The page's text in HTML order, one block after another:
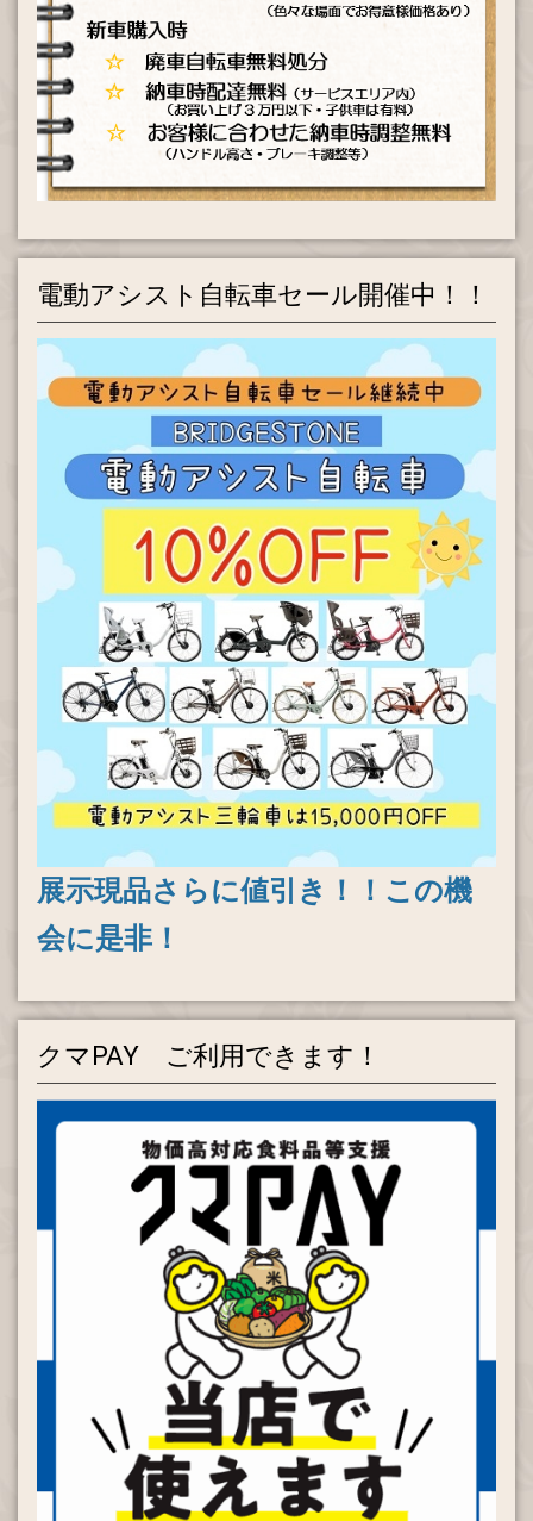
2026.03.24
ブリヂストン「ベガス」クリームアイボリー入荷しました。
2026.03.24
ブリヂストン「プロムナードC」ブラック、カーキ入荷しま
2026.03.24
2026.02.25
ブリヂストン「クロスファイヤー」クロツヤケシ入荷しまし
た。
新発売！ブリヂストン「アルベルトスポーツ」プルミエブロ
ンズ入荷しました。
2025.11.14
ブリヂストン「フレーミー」グレイッシュミント入荷しまし
た。
2025.09.24
新発売！ブリヂストン「フレーミー」ピンクゴールド、ベー
ジュ、アッシュ入荷しました。
2025.07.17
ブリヂストン「ラクットワゴン」試乗車入荷しました。
2025.07.03
ブリヂストン「TB1」NEWカラー、スノーホワイト入荷しま
トーキョーバイク取り扱い始めました！
2024.07.31
RITEWAY「ZIT22」マットネイビー入荷しました。
ブリヂストン「アシスタU STD（スタンダード）」入荷し
ブリヂストン「フロンティアDX」ソフトカーキ試乗できま
ブリヂストン公式オンラインストア「ウケトリメンテショッ
プ」になりました。
当店は適格請求書発行事業者です。T5-8103-2669-2259
電動アシスト自転車セール開催中！！
展示現品さらに値引き！！この機
会に是非！
クマPAY ご利用できます！